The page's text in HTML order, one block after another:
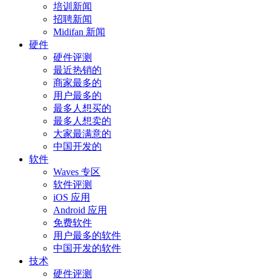
培训新闻
招聘新闻
Midifan 新闻
硬件
硬件评测
最近热销的
商家最多的
用户最多的
最多人想买的
最多人想卖的
大家最满意的
中国开发的
软件
Waves 专区
软件评测
iOS 应用
Android 应用
免费软件
用户最多的软件
中国开发的软件
技术
硬件评测